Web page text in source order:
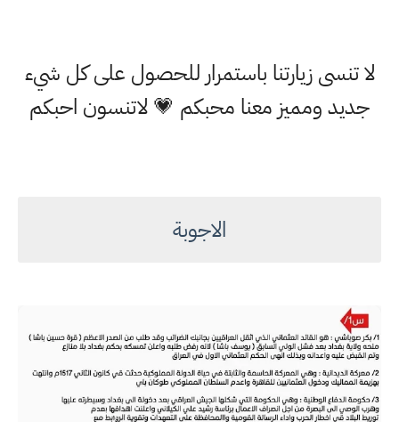
لا تنسى زيارتنا باستمرار للحصول على كل شيء
جديد ومميز معنا محبكم 💗 لاتنسون احبكم
الاجوبة